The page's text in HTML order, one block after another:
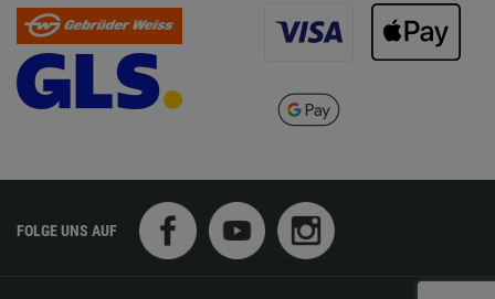
FOLGE UNS AUF